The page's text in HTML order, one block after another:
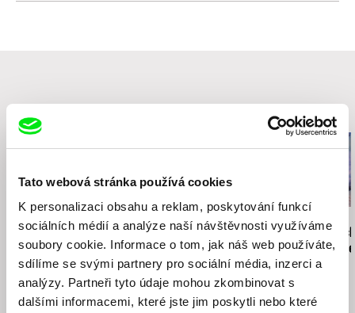
Tato webová stránka používá cookies
K personalizaci obsahu a reklam, poskytování funkcí
sociálních médií a analýze naší návštěvnosti využíváme
soubory cookie. Informace o tom, jak náš web používáte,
sdílíme se svými partnery pro sociální média, inzerci a
analýzy. Partneři tyto údaje mohou zkombinovat s
dalšími informacemi, které jste jim poskytli nebo které
e-mail:cine-tamaris@wanadoo.fr
Související filmy (20)
Viktar Korzoun
Amerykanka. All
included
Peter Mettler
Balifilm
Lynne Sachs
Kudy na
Zápisky z